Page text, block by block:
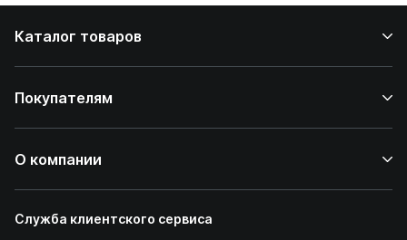
Каталог товаров
Покупателям
О компании
Служба клиентского сервиса